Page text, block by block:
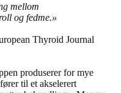
mellom
og fedme.»
Thyroid Journal
produserer for mye
til et akselerert